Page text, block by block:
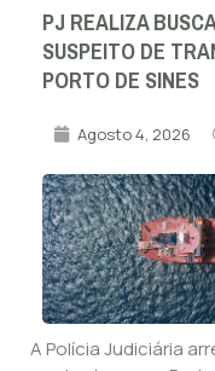
PJ REALIZA
SUSPEITO DE
PORTO DE SINES
Agosto 4, 2026
A Polícia Judiciária